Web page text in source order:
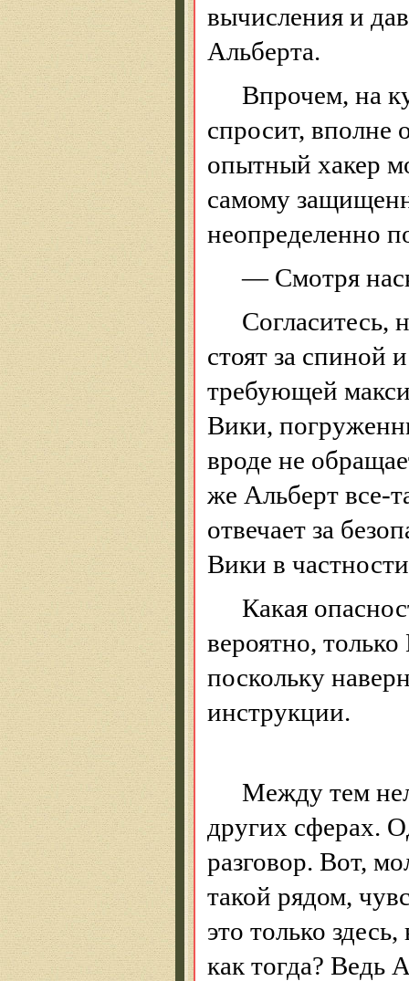
вычисления и
Альберта.
Впрочем, на
спросит, вполне
опытный хакер
самому
неопределенно
— Смотря
Согласитесь,
стоят за спиной
требующей
Вики,
вроде не
же Альберт все-
отвечает за
Вики в
Какая
вероятно,
поскольку
инструкции.
Между тем
других сферах.
разговор. Вот,
такой рядом,
это только
как тогда? Ведь